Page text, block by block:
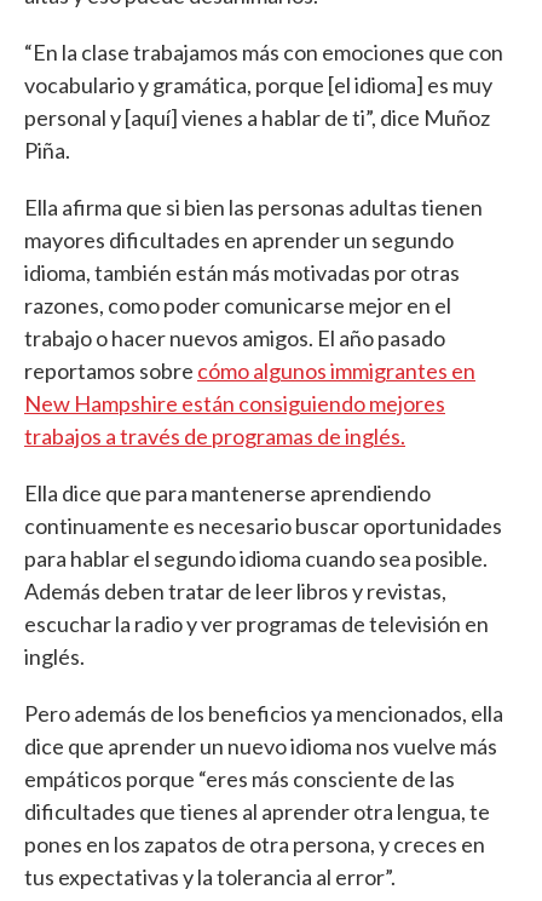
“En la clase trabajamos más con emociones que con
vocabulario y gramática, porque [el idioma] es muy
personal y [aquí] vienes a hablar de ti”, dice Muñoz
Piña.
Ella afirma que si bien las personas adultas tienen
mayores dificultades en aprender un segundo
idioma, también están más motivadas por otras
razones, como poder comunicarse mejor en el
trabajo o hacer nuevos amigos. El año pasado
reportamos sobre cómo algunos immigrantes en
New Hampshire están consiguiendo mejores
trabajos a través de programas de inglés.
Ella dice que para mantenerse aprendiendo
continuamente es necesario buscar oportunidades
para hablar el segundo idioma cuando sea posible.
Además deben tratar de leer libros y revistas,
escuchar la radio y ver programas de televisión en
inglés.
Pero además de los beneficios ya mencionados, ella
dice que aprender un nuevo idioma nos vuelve más
empáticos porque “eres más consciente de las
dificultades que tienes al aprender otra lengua, te
pones en los zapatos de otra persona, y creces en
tus expectativas y la tolerancia al error”.